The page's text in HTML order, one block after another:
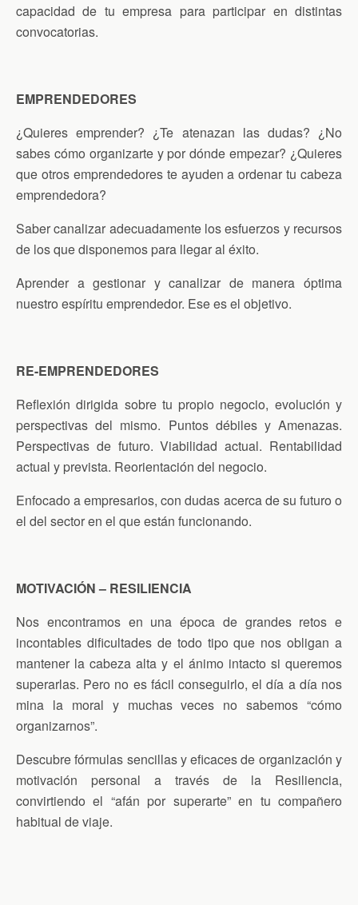
capacidad de tu empresa para participar en distintas
convocatorias.
EMPRENDEDORES
¿Quieres emprender? ¿Te atenazan las dudas? ¿No
sabes cómo organizarte y por dónde empezar? ¿Quieres
que otros emprendedores te ayuden a ordenar tu cabeza
emprendedora?
Saber canalizar adecuadamente los esfuerzos y recursos
de los que disponemos para llegar al éxito.
Aprender a gestionar y canalizar de manera óptima
nuestro espíritu emprendedor. Ese es el objetivo.
RE-EMPRENDEDORES
Reflexión dirigida sobre tu propio negocio, evolución y
perspectivas del mismo. Puntos débiles y Amenazas.
Perspectivas de futuro. Viabilidad actual. Rentabilidad
actual y prevista. Reorientación del negocio.
Enfocado a empresarios, con dudas acerca de su futuro o
el del sector en el que están funcionando.
MOTIVACIÓN – RESILIENCIA
Nos encontramos en una época de grandes retos e
incontables dificultades de todo tipo que nos obligan a
mantener la cabeza alta y el ánimo intacto si queremos
superarlas. Pero no es fácil conseguirlo, el día a día nos
mina la moral y muchas veces no sabemos “cómo
organizarnos”.
Descubre fórmulas sencillas y eficaces de organización y
motivación personal a través de la Resiliencia,
convirtiendo el “afán por superarte” en tu compañero
habitual de viaje.